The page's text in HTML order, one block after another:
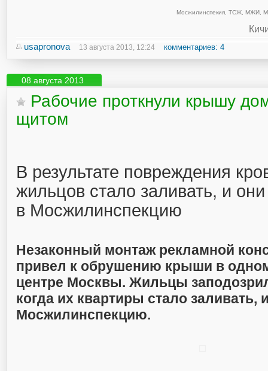
Мосжилинспекия, ТСЖ, МЖИ,
usapronova 13 августа 2013, 12:24 комментариев: 4
08 августа 2013
Рабочие проткнули крышу
щитом
В результате повреждения
жильцов стало заливать, и
в Мосжилинспекцию
Незаконный монтаж рекламной
привел к обрушению крыши в
центре Москвы. Жильцы
когда их квартиры стало заливать,
Мосжилинспекцию.